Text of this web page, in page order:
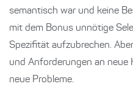
semantisch war und keine
mit dem Bonus unnötige
Spezifität aufzubrechen.
und Anforderungen an neue
neue Probleme.